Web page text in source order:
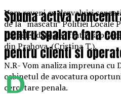
Vom reveni cu dezvaluiri
de la “mascatii” Politiei Locale
“tepele” date de “fratii” si
din Prahova. (Cristina T.).
N.R- Vom analiza impreuna cu
cabinetul de avocatura
cercetare penala.
Spuma activa
pentru spalare fara
pentru clienti si